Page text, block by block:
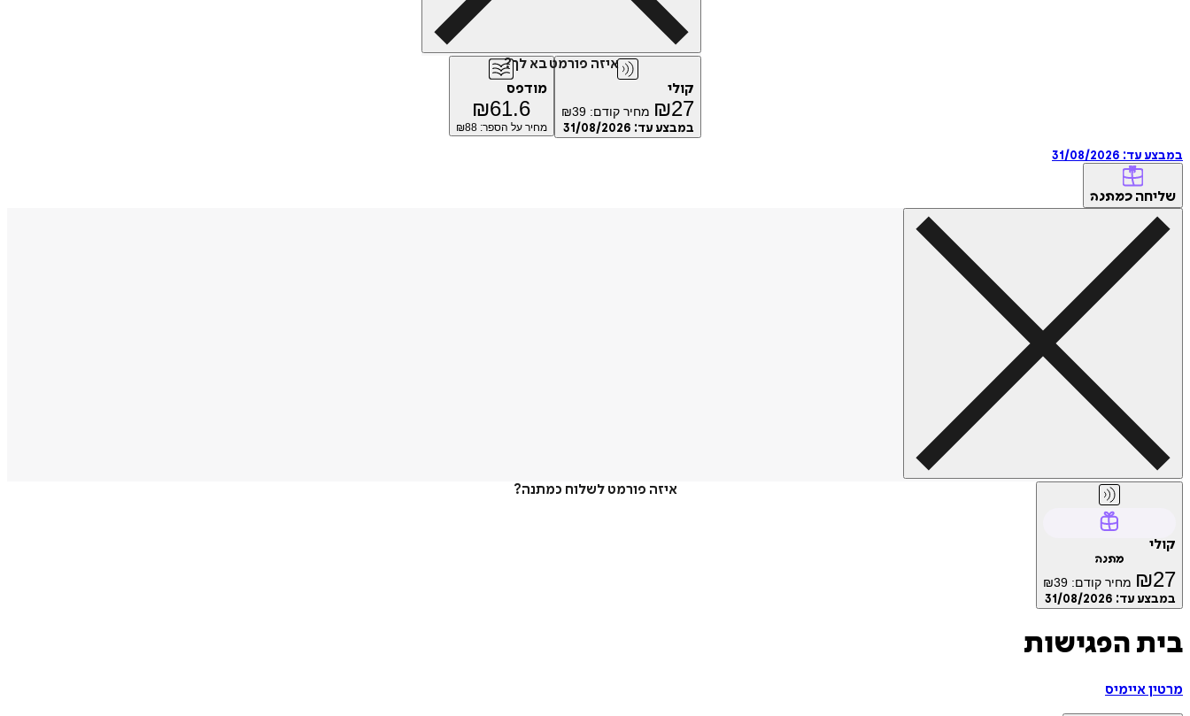
איזה פורמט בא לך?
קולי
₪27 מחיר קודם: ₪39
במבצע עד: 31/08/2026
מודפס
₪61.6
מחיר על הספר: ₪88
במבצע עד: 31/08/2026
שליחה כמתנה
איזה פורמט לשלוח כמתנה?
קולי
מתנה
₪27 מחיר קודם: ₪39
במבצע עד: 31/08/2026
בית הפגישות
מרטין איימיס